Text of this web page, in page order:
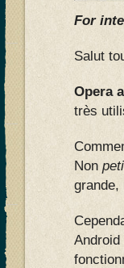
For
Salut
Opera
très
Non
grande,